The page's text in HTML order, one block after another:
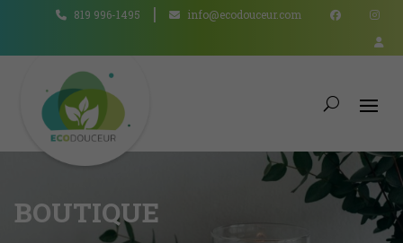
819 996-1495 info@ecodouceur.com
BOUTIQUE